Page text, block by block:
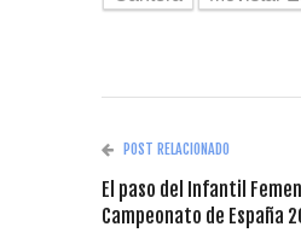
POST RELACIONADO
El paso del Infantil
Campeonato de España